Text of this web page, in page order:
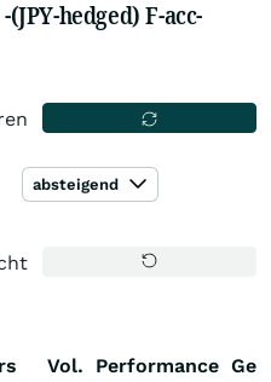
(JPY-hedged) F-acc-
absteigend
Vol. Performance